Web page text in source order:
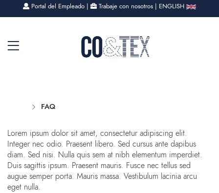
Portal del Empleado | Trabaje con nosotros | ENGLISH
FAQ
Lorem ipsum dolor sit amet, consectetur adipiscing elit.
Integer nec odio. Praesent libero. Sed cursus ante dapibus
diam. Sed nisi. Nulla quis sem at nibh elementum imperdiet.
Duis sagittis ipsum. Praesent mauris. Fusce nec tellus sed
augue semper porta. Mauris massa. Vestibulum lacinia arcu
eget nulla.